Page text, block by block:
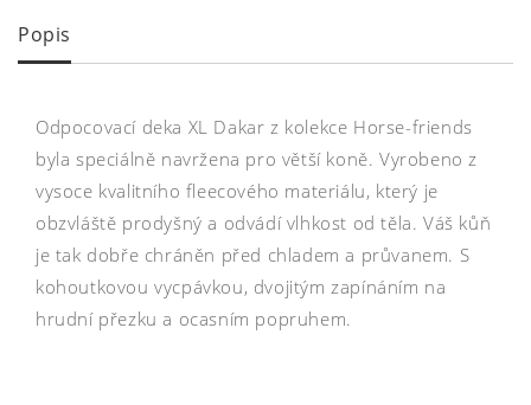
Popis
Odpocovací deka XL Dakar z kolekce Horse-friends
byla speciálně navržena pro větší koně. Vyrobeno z
vysoce kvalitního fleecového materiálu, který je
obzvláště prodyšný a odvádí vlhkost od těla. Váš kůň
je tak dobře chráněn před chladem a průvanem. S
kohoutkovou vycpávkou, dvojitým zapínáním na
hrudní přezku a ocasním popruhem.